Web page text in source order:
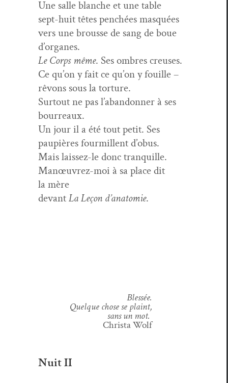
Une salle blanche et une table
sept-huit têtes penchées masquées
vers une brousse de sang de boue
d’organes.
Le Corps même. Ses ombres creuses.
Ce qu’on y fait ce qu’on y fouille –
rêvons sous la torture.
Surtout ne pas l’abandonner à ses
bourreaux.
Un jour il a été tout petit. Ses
paupières four­mil­lent d’obus.
Mais lais­sez-le donc tranquille.
Manœu­vrez-moi à sa place dit
la mère
devantLa Leçon d’anatomie.
Blessée.
Quelque chose se plaint,
sans un mot.
Christa Wolf
Nuit II